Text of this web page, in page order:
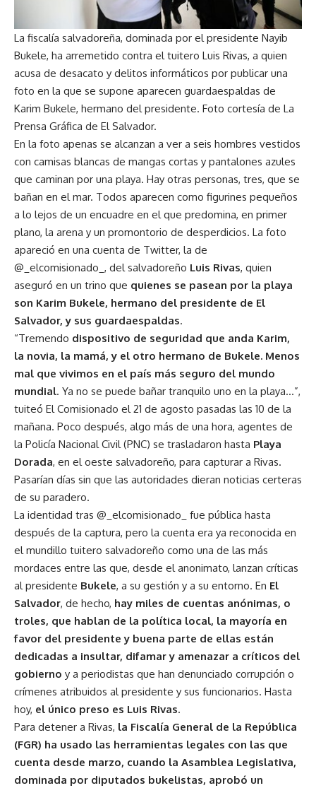
La fiscalía salvadoreña, dominada por el presidente Nayib
Bukele, ha arremetido contra el tuitero Luis Rivas, a quien
acusa de desacato y delitos informáticos por publicar una
foto en la que se supone aparecen guardaespaldas de
Karim Bukele, hermano del presidente. Foto cortesía de La
Prensa Gráfica de El Salvador.
En la foto apenas se alcanzan a ver a seis hombres vestidos
con camisas blancas de mangas cortas y pantalones azules
que caminan por una playa. Hay otras personas, tres, que se
bañan en el mar. Todos aparecen como figurines pequeños
a lo lejos de un encuadre en el que predomina, en primer
plano, la arena y un promontorio de desperdicios. La foto
apareció en una cuenta de Twitter, la de
@_elcomisionado_, del salvadoreño Luis Rivas, quien
aseguró en un trino que quienes se pasean por la playa
son Karim Bukele, hermano del presidente de El
Salvador, y sus guardaespaldas.
“Tremendo dispositivo de seguridad que anda Karim,
la novia, la mamá, y el otro hermano de Bukele. Menos
mal que vivimos en el país más seguro del mundo
mundial. Ya no se puede bañar tranquilo uno en la playa…”,
tuiteó El Comisionado el 21 de agosto pasadas las 10 de la
mañana. Poco después, algo más de una hora, agentes de
la Policía Nacional Civil (PNC) se trasladaron hasta Playa
Dorada, en el oeste salvadoreño, para capturar a Rivas.
Pasarían días sin que las autoridades dieran noticias certeras
de su paradero.
La identidad tras @_elcomisionado_ fue pública hasta
después de la captura, pero la cuenta era ya reconocida en
el mundillo tuitero salvadoreño como una de las más
mordaces entre las que, desde el anonimato, lanzan críticas
al presidente Bukele, a su gestión y a su entorno. En El
Salvador, de hecho, hay miles de cuentas anónimas, o
troles, que hablan de la política local, la mayoría en
favor del presidente y buena parte de ellas están
dedicadas a insultar, difamar y amenazar a críticos del
gobierno y a periodistas que han denunciado corrupción o
crímenes atribuidos al presidente y sus funcionarios. Hasta
hoy, el único preso es Luis Rivas.
Para detener a Rivas, la Fiscalía General de la República
(FGR) ha usado las herramientas legales con las que
cuenta desde marzo, cuando la Asamblea Legislativa,
dominada por diputados bukelistas, aprobó un